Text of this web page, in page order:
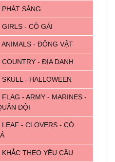
PHÁT SÁNG
GIRLS - CÔ GÁI
ANIMALS - ĐỘNG VẬT
COUNTRY - ĐỊA DANH
SKULL - HALLOWEEN
FLAG - ARMY - MARINES -
ĐỘI
LEAF - CLOVERS - CỎ
KHẮC THEO YÊU CẦU